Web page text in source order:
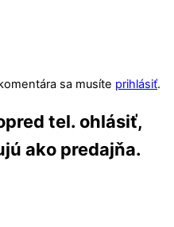
sa musíte prihlásiť.
tel. ohlásiť,
ako predajňa.